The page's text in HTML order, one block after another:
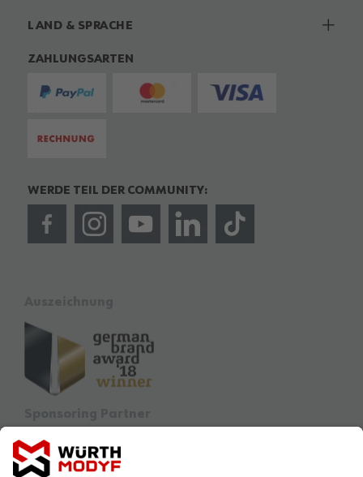
LAND & SPRACHE
ZAHLUNGSARTEN
WERDE TEIL DER COMMUNITY: